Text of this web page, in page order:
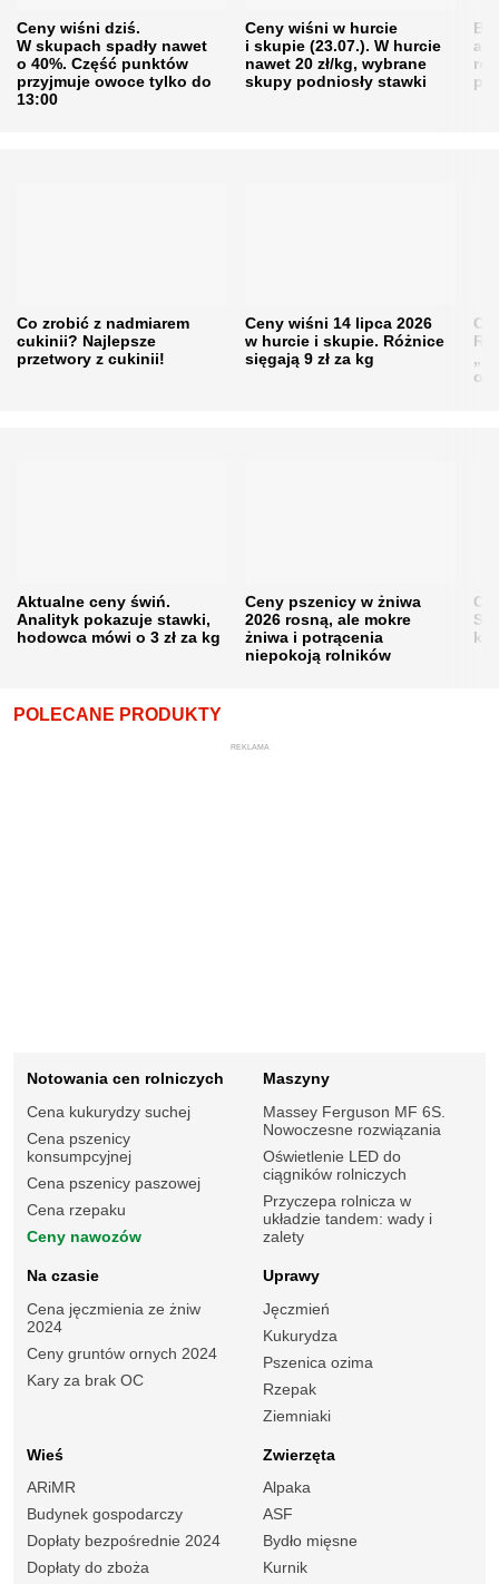
Ceny wiśni dziś.
W skupach spadły nawet
o 40%. Część punktów
przyjmuje owoce tylko do
13:00
Ceny wiśni w hurcie
i skupie (23.07.). W hurcie
nawet 20 zł/kg, wybrane
skupy podniosły stawki
Co zrobić z nadmiarem
cukinii? Najlepsze
przetwory z cukinii!
Ceny wiśni 14 lipca 2026
w hurcie i skupie. Różnice
sięgają 9 zł za kg
Aktualne ceny świń.
Analityk pokazuje stawki,
hodowca mówi o 3 zł za kg
Ceny pszenicy w żniwa
2026 rosną, ale mokre
żniwa i potrącenia
niepokoją rolników
POLECANE PRODUKTY
REKLAMA
Notowania cen rolniczych
Cena kukurydzy suchej
Cena pszenicy
konsumpcyjnej
Cena pszenicy paszowej
Cena rzepaku
Ceny nawozów
Maszyny
Massey Ferguson MF 6S.
Nowoczesne rozwiązania
Oświetlenie LED do
ciągników rolniczych
Przyczepa rolnicza w
układzie tandem: wady i
zalety
Na czasie
Cena jęczmienia ze żniw
2024
Ceny gruntów ornych 2024
Kary za brak OC
Uprawy
Jęczmień
Kukurydza
Pszenica ozima
Rzepak
Ziemniaki
Wieś
ARiMR
Budynek gospodarczy
Dopłaty bezpośrednie 2024
Dopłaty do zboża
Zwierzęta
Alpaka
ASF
Bydło mięsne
Kurnik